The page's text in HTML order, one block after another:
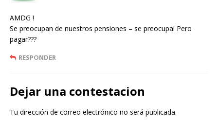
AMDG !
Se preocupan de nuestros pensiones – se preocupa! Pero
pagar???
RESPONDER
Dejar una contestacion
Tu dirección de correo electrónico no será publicada.